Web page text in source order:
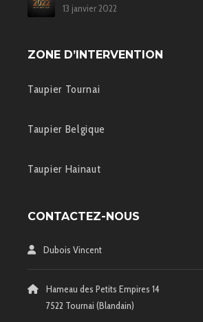
13 janvier 2022
ZONE D’INTERVENTION
Taupier Tournai
Taupier Belgique
Taupier Hainaut
CONTACTEZ-NOUS
Dubois Vincent
Hameau des Petits Empires 14
7522 Tournai (Blandain)